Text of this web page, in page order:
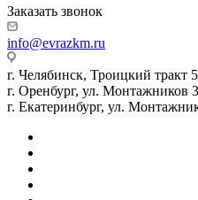
Заказать звонок
info@evrazkm.ru
г. Челябинск, Троицкий тракт
г. Оренбург, ул. Монтажников
г. Екатеринбург, ул.